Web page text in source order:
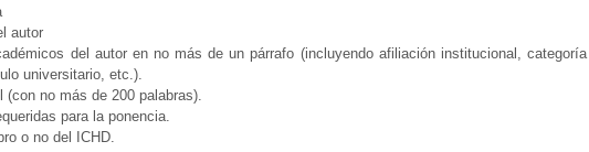
autor
del autor en no más de un párrafo (incluyendo afiliación institucional, categoría
universitario, etc.).
(con no más de 200 palabras).
para la ponencia.
o no del ICHD.